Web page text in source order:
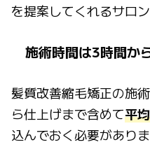
を提案してくれるサロ
施術時間は3時間か
髪質改善縮毛矯正の施
ら仕上げまで含めて平
込んでおく必要がありま